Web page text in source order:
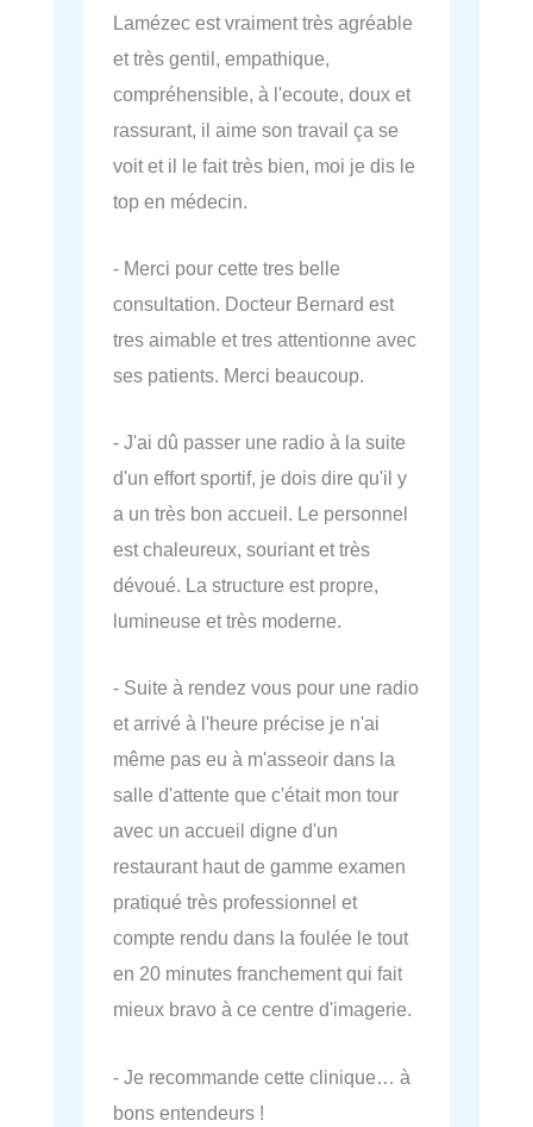
Lamézec est vraiment très agréable
et très gentil, empathique,
compréhensible, à l'ecoute, doux et
rassurant, il aime son travail ça se
voit et il le fait très bien, moi je dis le
top en médecin.
- Merci pour cette tres belle
consultation. Docteur Bernard est
tres aimable et tres attentionne avec
ses patients. Merci beaucoup.
- J'ai dû passer une radio à la suite
d'un effort sportif, je dois dire qu'il y
a un très bon accueil. Le personnel
est chaleureux, souriant et très
dévoué. La structure est propre,
lumineuse et très moderne.
- Suite à rendez vous pour une radio
et arrivé à l'heure précise je n'ai
même pas eu à m'asseoir dans la
salle d'attente que c'était mon tour
avec un accueil digne d'un
restaurant haut de gamme examen
pratiqué très professionnel et
compte rendu dans la foulée le tout
en 20 minutes franchement qui fait
mieux bravo à ce centre d'imagerie.
- Je recommande cette clinique… à
bons entendeurs !